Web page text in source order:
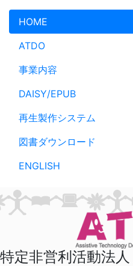
メインコンテンツへスキップ
HOME
ATDO
事業内容
DAISY/EPUB
再生製作システム
図書ダウンロード
ENGLISH
特定非営利活動法